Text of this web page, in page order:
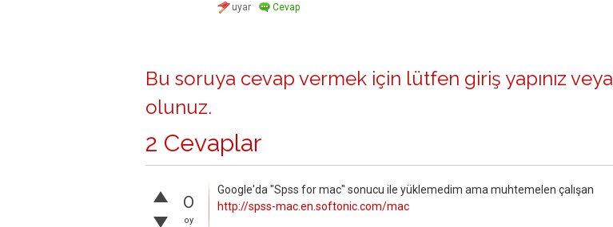
Bu soruya cevap vermek için lütfen giriş yapınız veya
olunuz.
2 Cevaplar
0
oy
Google'da "Spss for mac" sonucu ile yüklemedim ama muhtemelen çalışan
http://spss-mac.en.softonic.com/mac